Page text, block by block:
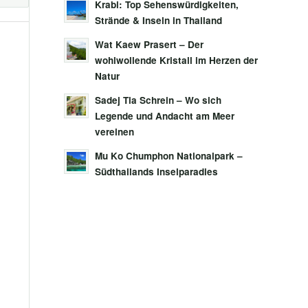
Krabi: Top Sehenswürdigkeiten,
Strände & Inseln in Thailand
Wat Kaew Prasert – Der
wohlwollende Kristall im Herzen der
Natur
Sadej Tia Schrein – Wo sich
Legende und Andacht am Meer
vereinen
Mu Ko Chumphon Nationalpark –
Südthailands Inselparadies